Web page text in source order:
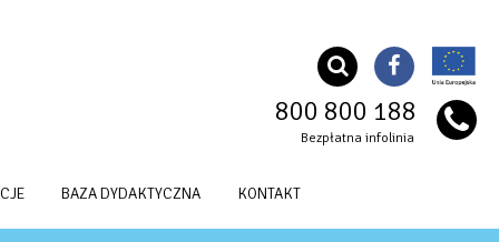
800 800 188
Bezpłatna infolinia
BAZA DYDAKTYCZNA KONTAKT